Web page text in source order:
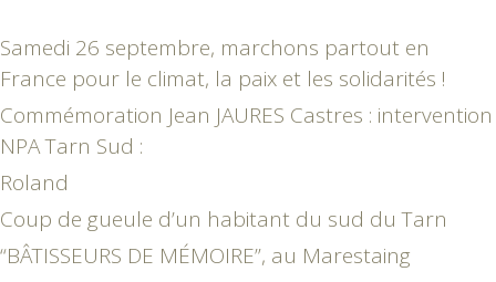
Samedi 26 septembre, marchons partout en
France pour le climat, la paix et les solidarités !
Commémoration Jean JAURES Castres : intervention
NPA Tarn Sud :
Roland
Coup de gueule d’un habitant du sud du Tarn
“BÂTISSEURS DE MÉMOIRE”, au Marestaing